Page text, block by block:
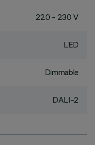
220 - 230 V
LED
Dimmable
DALI-2